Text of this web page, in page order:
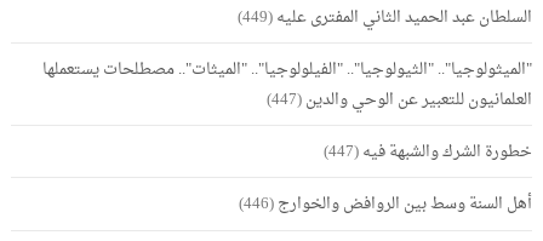
السلطان عبد الحميد الثاني المفترى عليه(449)
"الميثولوجيا".. "الثيولوجيا".. "الفيلولوجيا".. "الميثات".. مصطلحات يستعملها
العلمانيون للتعبير عن الوحي والدين(447)
خطورة الشرك والشبهة فيه(447)
أهل السنة وسط بين الروافض والخوارج(446)